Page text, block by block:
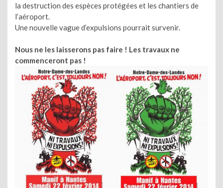
la destruction des espèces protégées et les chantiers de
l’aéroport.
Une nouvelle vague d’expulsions pourrait survenir.
Nous ne les laisserons pas faire ! Les travaux ne
commenceront pas !